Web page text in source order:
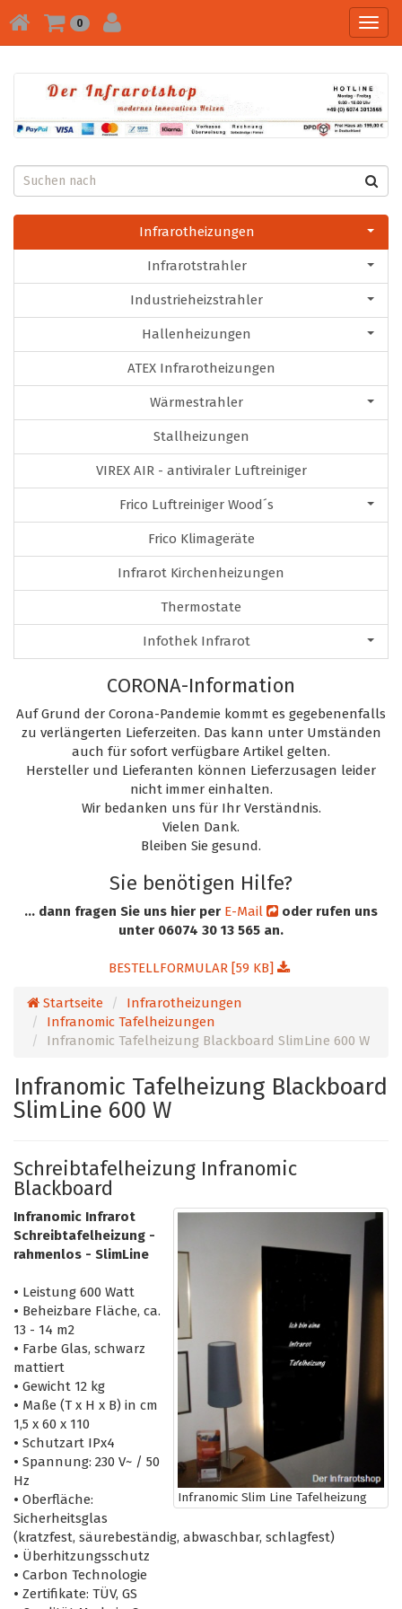
0
Infrarotheizungen
Infrarotstrahler
Industrieheizstrahler
Hallenheizungen
ATEX Infrarotheizungen
Wärmestrahler
Stallheizungen
VIREX AIR - antiviraler Luftreiniger
Frico Luftreiniger Wood´s
Frico Klimageräte
Infrarot Kirchenheizungen
Thermostate
Infothek Infrarot
CORONA-Information
Auf Grund der Corona-Pandemie kommt es gegebenenfalls
zu verlängerten Lieferzeiten. Das kann unter Umständen
auch für sofort verfügbare Artikel gelten.
Hersteller und Lieferanten können Lieferzusagen leider
nicht immer einhalten.
Wir bedanken uns für Ihr Verständnis.
Vielen Dank.
Bleiben Sie gesund.
Sie benötigen Hilfe?
... dann fragen Sie uns hier per E-Mail
oder rufen uns
unter 06074 30 13 565 an.
BESTELLFORMULAR [59 KB]
Startseite
Infrarotheizungen
Infranomic Tafelheizungen
Infranomic Tafelheizung Blackboard SlimLine 600 W
Infranomic Tafelheizung Blackboard
SlimLine 600 W
Schreibtafelheizung Infranomic
Blackboard
Infranomic Slim Line Tafelheizung
Infranomic Infrarot
Schreibtafelheizung -
rahmenlos - SlimLine
• Leistung 600 Watt
• Beheizbare Fläche, ca.
13 - 14 m2
• Farbe Glas, schwarz
mattiert
• Gewicht 12 kg
• Maße (T x H x B) in cm
1,5 x 60 x 110
• Schutzart IPx4
• Spannung: 230 V~ / 50
Hz
• Oberfläche:
Sicherheitsglas
(kratzfest, säurebeständig, abwaschbar, schlagfest)
• Überhitzungsschutz
• Carbon Technologie
• Zertifikate: TÜV, GS